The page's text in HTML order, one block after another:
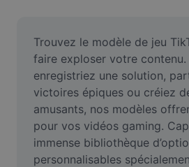
Générateur de mèmes
AI Text Remover
AI People Remover
AI Inpainting
Face Cutout
Trouvez le modèle de jeu
faire exploser votre contenu.
enregistriez une solution,
victoires épiques ou créiez
amusants, nos modèles
pour vos vidéos gaming.
immense bibliothèque
personnalisables